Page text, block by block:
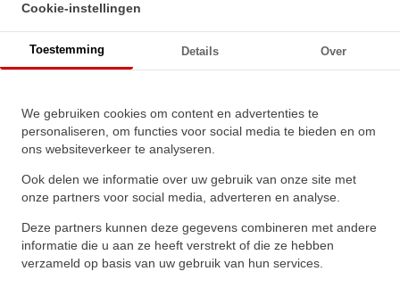
Beginpagina· INA Insert Lager GYE60 KRR B
Cookie-instellingen
Toestemming Details Over
We gebruiken cookies om content en advertenties te
personaliseren, om functies voor social media te bieden en om
ons websiteverkeer te analyseren.
Ook delen we informatie over uw gebruik van onze site met
onze partners voor social media, adverteren en analyse.
Deze partners kunnen deze gegevens combineren met andere
informatie die u aan ze heeft verstrekt of die ze hebben
verzameld op basis van uw gebruik van hun services.
★★★★★
★★★★★
Schrijf een review!